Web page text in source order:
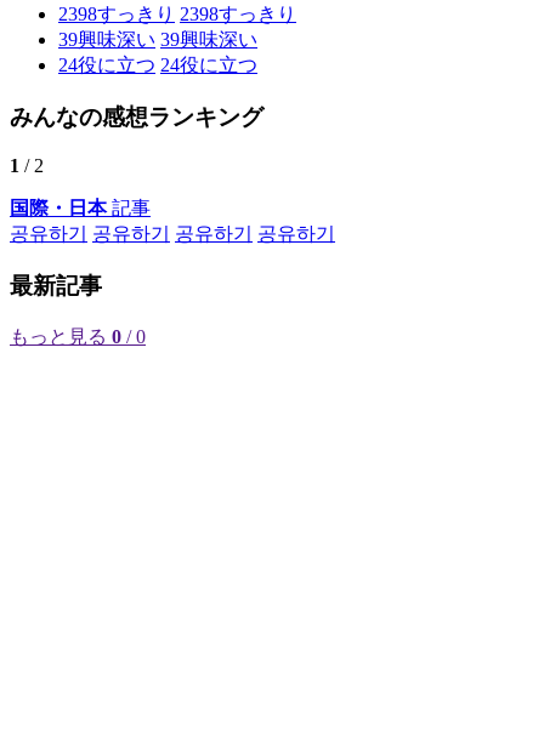
2398すっきり 2398すっきり
39興味深い 39興味深い
24役に立つ 24役に立つ
みんなの感想ランキング
1 / 2
国際・日本記事
공유하기
공유하기 공유하기 공유하기
最新記事
もっと見る 0 / 0